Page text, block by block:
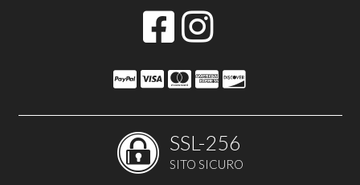
SSL-256
SITO SICURO